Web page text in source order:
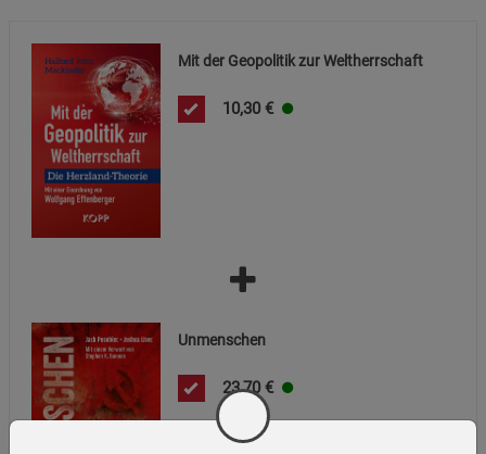
Mit der Geopolitik zur Weltherrschaft
10,30 €
Unmenschen
23,70 €